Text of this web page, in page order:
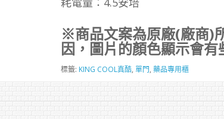
※商品文案為原廠(廠商)
因，圖片的顏色顯示會
標籤: KING COOL真酷, 單門, 藥品專用櫃